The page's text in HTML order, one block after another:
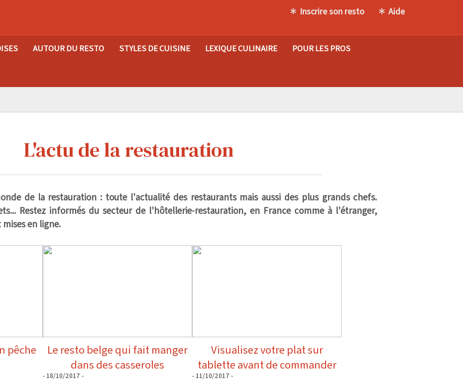
Inscrire son resto Aide
AUTOUR DU RESTO STYLES DE CUISINE LEXIQUE CULINAIRE POUR LES PROS
L'actu de la restauration
de la restauration : toute l'actualité des restaurants mais aussi des plus grands chefs.
Restez informés du secteur de l'hôtellerie-restauration, en France comme à l'étranger,
en ligne.
pêche
Le resto belge qui fait manger
dans des casseroles
- 18/10/2017 -
Visualisez votre plat sur
tablette avant de commander
- 11/10/2017 -